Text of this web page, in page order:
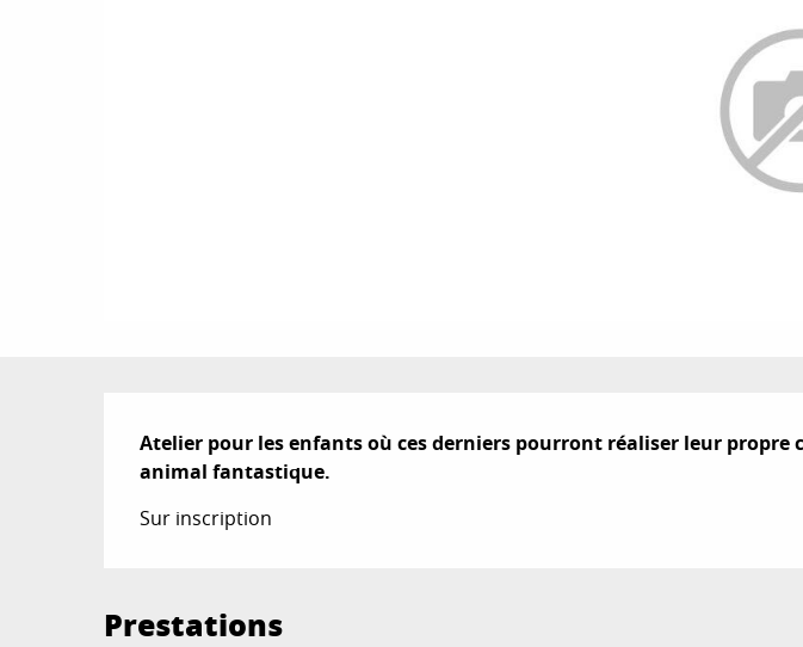
Description
Atelier pour les enfants où ces derniers pourront réaliser leur propre
animal fantastique.
Sur inscription
Prestations